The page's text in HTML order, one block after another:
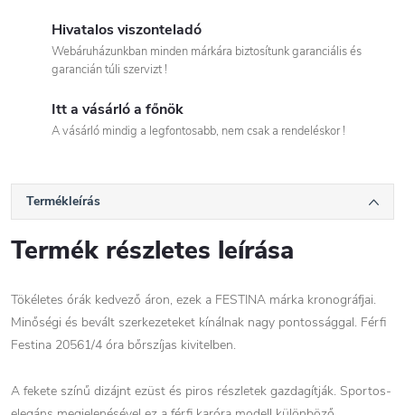
Hivatalos viszonteladó
Webáruházunkban minden márkára biztosítunk garanciális és
garancián túli szervizt !
Itt a vásárló a főnök
A vásárló mindig a legfontosabb, nem csak a rendeléskor !
Termékleírás
Termék részletes leírása
Tökéletes órák kedvező áron, ezek a FESTINA márka kronográfjai.
Minőségi és bevált szerkezeteket kínálnak nagy pontossággal. Férfi
Festina 20561/4 óra bőrszíjas kivitelben.
A fekete színű dizájnt ezüst és piros részletek gazdagítják. Sportos-